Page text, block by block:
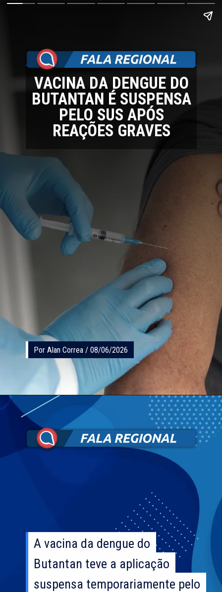
Por Alan Correa / 08/06/2026
Por Alan Correa / 08/06/2026
VACINA DA DENGUE DO
BUTANTAN É SUSPENSA
PELO SUS APÓS
REAÇÕES GRAVES
A vacina da dengue do
Butantan teve a aplicação
suspensa temporariamente pelo
A vacina da dengue do
Butantan teve a aplicação
suspensa temporariamente pelo